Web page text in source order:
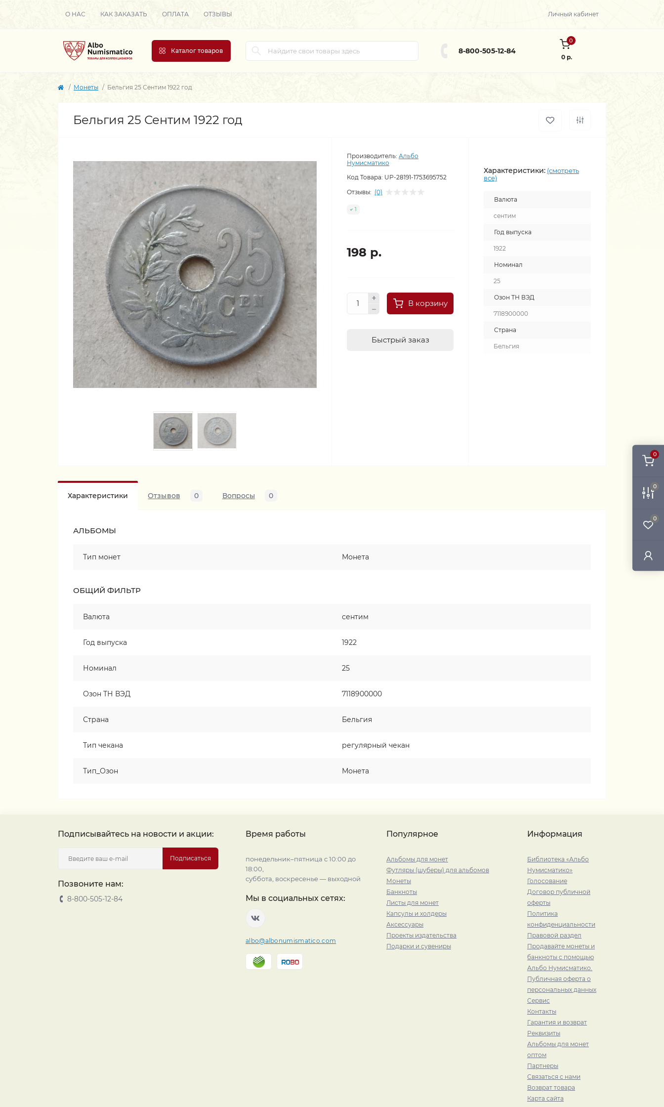
0
0
0
О НАС КАК ЗАКАЗАТЬ ОПЛАТА ОТЗЫВЫ Личный кабинет
Каталог товаров 8-800-505-12-84
0
0 р.
Монеты Бельгия 25 Сентим 1922 год
Бельгия 25 Сентим 1922 год
Производитель: Альбо
Нумисматико
Код Товара: UP-28191-1753695752
Отзывы: (0)
1
198 р.
В корзину
Быстрый заказ
Характеристики: (смотреть
все)
Валюта
сентим
Год выпуска
1922
Номинал
25
Озон ТН ВЭД
7118900000
Страна
Бельгия
Характеристики Отзывов 0 Вопросы 0
АЛЬБОМЫ
Тип монет Монета
ОБЩИЙ ФИЛЬТР
Валюта сентим
Год выпуска 1922
Номинал 25
Озон ТН ВЭД 7118900000
Страна Бельгия
Тип чекана регулярный чекан
Тип_Озон Монета
Подписывайтесь на новости и акции:
Подписаться
Позвоните нам:
8-800-505-12-84
Время работы
понедельник–пятница с 10:00 до
18:00,
суббота, воскресенье — выходной
Мы в социальных сетях:
albo@albonumismatico.com
Популярное
Альбомы для монет
Футляры (шуберы) для альбомов
Монеты
Банкноты
Листы для монет
Капсулы и холдеры
Аксессуары
Проекты издательства
Подарки и сувениры
Информация
Библиотека «Альбо
Нумисматико»
Голосование
Договор публичной
оферты
Политика
конфиденциальности
Правовой раздел
Продавайте монеты и
банкноты с помощью
Альбо Нумисматико.
Публичная оферта о
персональных данных
Сервис
Контакты
Гарантия и возврат
Реквизиты
Альбомы для монет
оптом
Партнеры
Связаться с нами
Возврат товара
Карта сайта